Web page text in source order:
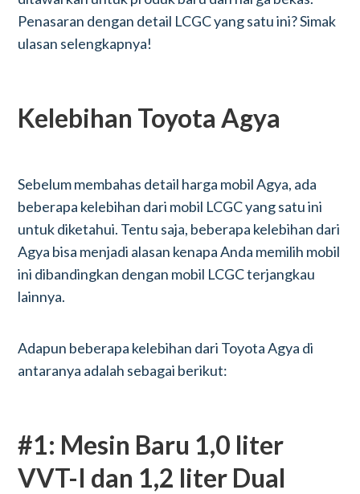
Penasaran dengan detail LCGC yang satu ini? Simak
ulasan selengkapnya!
Kelebihan Toyota Agya
Sebelum membahas detail harga mobil Agya, ada
beberapa kelebihan dari mobil LCGC yang satu ini
untuk diketahui. Tentu saja, beberapa kelebihan dari
Agya bisa menjadi alasan kenapa Anda memilih mobil
ini dibandingkan dengan mobil LCGC terjangkau
lainnya.
Adapun beberapa kelebihan dari Toyota Agya di
antaranya adalah sebagai berikut:
#1: Mesin Baru 1,0 liter
VVT-I dan 1,2 liter Dual